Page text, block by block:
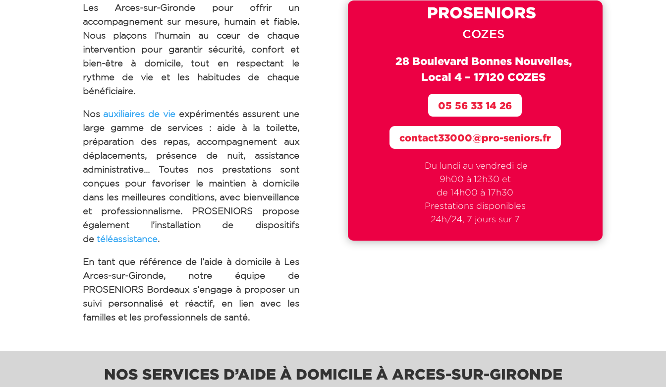
Les Arces-sur-Gironde pour offrir un
accompagnement sur mesure, humain et fiable.
Nous plaçons l’humain au cœur de chaque
intervention pour garantir sécurité, confort et
bien-être à domicile, tout en respectant le
rythme de vie et les habitudes de chaque
bénéficiaire.
Nos auxiliaires de vie expérimentés assurent une
large gamme de services : aide à la toilette,
préparation des repas, accompagnement aux
déplacements, présence de nuit, assistance
administrative… Toutes nos prestations sont
conçues pour favoriser le maintien à domicile
dans les meilleures conditions, avec bienveillance
et professionnalisme. PROSENIORS propose
également l’installation de dispositifs
de téléassistance.
En tant que référence de l’aide à domicile à Les
Arces-sur-Gironde, notre équipe de
PROSENIORS Bordeaux s’engage à proposer un
suivi personnalisé et réactif, en lien avec les
familles et les professionnels de santé.
PROSENIORS
COZES
28 Boulevard Bonnes Nouvelles,
Local 4 –17120 COZES
Du lundi au vendredi de
9h00 à 12h30 et
de 14h00 à 17h30
Prestations disponibles
24h/24, 7 jours sur 7
contact33000@pro-seniors.fr
05 56 33 14 26
NOS SERVICES D’AIDE À DOMICILE À ARCES-SUR-GIRONDE